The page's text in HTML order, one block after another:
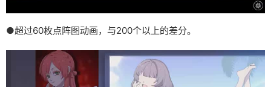
●超过60枚点阵图动画，与200个以上的差分。